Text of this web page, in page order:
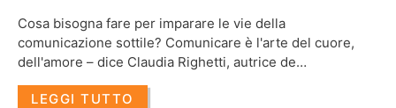
Cosa bisogna fare per imparare le vie della
comunicazione sottile? Comunicare è l'arte del cuore,
dell'amore – dice Claudia Righetti, autrice de…
LEGGI TUTTO